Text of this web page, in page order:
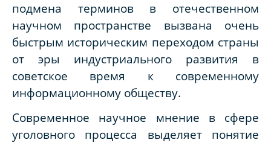
подмена терминов в отечественном
научном пространстве вызвана очень
быстрым историческим переходом страны
от эры индустриального развития в
советское время к современному
информационному обществу.
Современное научное мнение в сфере
уголовного процесса выделяет понятие